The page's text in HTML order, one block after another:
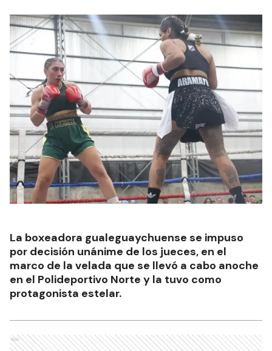
La boxeadora gualeguaychuense se impuso
por decisión unánime de los jueces, en el
marco de la velada que se llevó a cabo anoche
en el Polideportivo Norte y la tuvo como
protagonista estelar.
Ads